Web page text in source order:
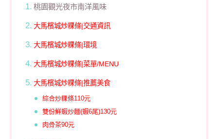
桃園觀光夜市南洋風味
大馬檳城炒粿條|交通資訊
大馬檳城炒粿條|環境
大馬檳城炒粿條|菜單/MENU
大馬檳城炒粿條|推薦美食
綜合炒粿條110元
雙份鮮蝦炒麵(蝦6尾)130元
肉骨茶90元